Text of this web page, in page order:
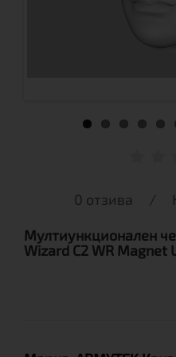
0 отзива /
Мултиункционален
Wizard C2 WR Magnet